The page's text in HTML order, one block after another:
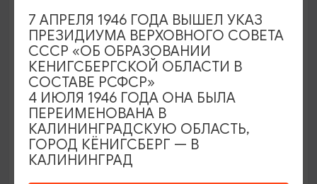
МАСТЕР-КЛАССЫ
Мастер-классы по керамике Елены
Бодяковой
7 АПРЕЛЯ 1946 ГОДА ВЫШЕЛ УКАЗ
ПРЕЗИДИУМА ВЕРХОВНОГО СОВЕТА
СССР «ОБ ОБРАЗОВАНИИ
КЕНИГСБЕРГСКОЙ ОБЛАСТИ В
СОСТАВЕ РСФСР»
4 ИЮЛЯ 1946 ГОДА ОНА БЫЛА
ПЕРЕИМЕНОВАНА В
КАЛИНИНГРАДСКУЮ ОБЛАСТЬ,
ГОРОД КЁНИГСБЕРГ — В
КАЛИНИНГРАД